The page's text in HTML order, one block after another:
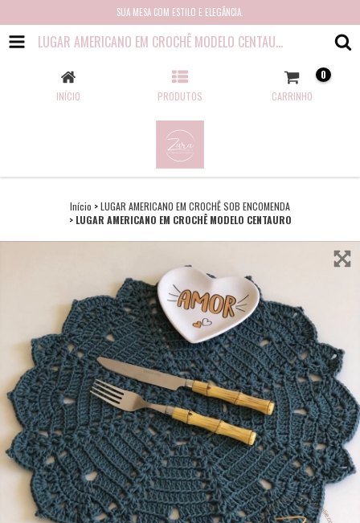
SUA MESA COM ESTILO E ELEGÂNCIA.
LUGAR AMERICANO EM CROCHÊ MODELO CENTAURO
INÍCIO PRODUTOS CARRINHO
0
Início >LUGAR AMERICANO EM CROCHÊ SOB ENCOMENDA
> LUGAR AMERICANO EM CROCHÊ MODELO CENTAURO